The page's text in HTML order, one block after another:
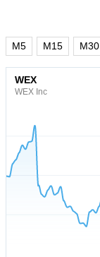
M5 M15 M30
WEX
WEX Inc